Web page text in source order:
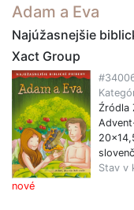
Adam a Eva
Najúžasnejšie
Xact Group
nové
Źródla
Stav v